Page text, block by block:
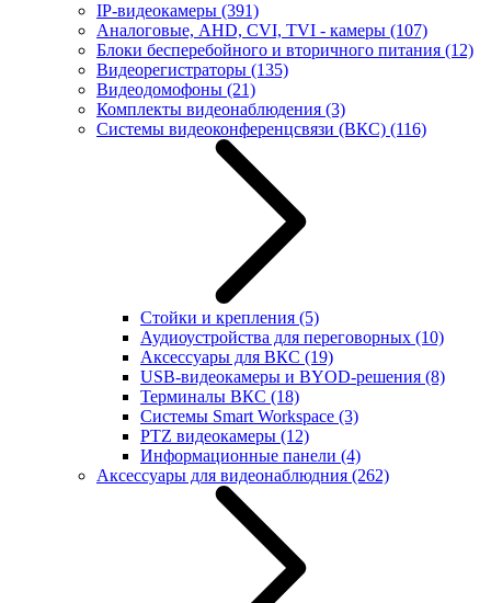
IP-видеокамеры (391)
Аналоговые, AHD, CVI, TVI - камеры (107)
Блоки бесперебойного и вторичного питания (12)
Видеорегистраторы (135)
Видеодомофоны (21)
Комплекты видеонаблюдения (3)
Системы видеоконференцсвязи (ВКС) (116)
Стойки и крепления (5)
Аудиоустройства для переговорных (10)
Аксессуары для ВКС (19)
USB-видеокамеры и BYOD-решения (8)
Терминалы ВКС (18)
Системы Smart Workspace (3)
PTZ видеокамеры (12)
Информационные панели (4)
Аксессуары для видеонаблюдния (262)